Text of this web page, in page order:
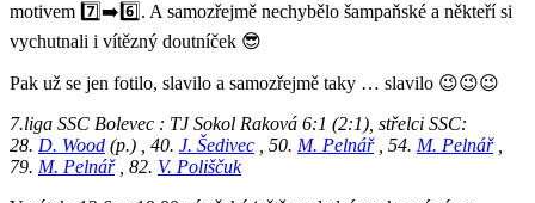
motivem 7️⃣➡️6️⃣. A samozřejmě nechybělo šampaňské a někteří si
vychutnali i vítězný doutníček 😎
Pak už se jen fotilo, slavilo a samozřejmě taky … slavilo 😉😉😉
7.liga SSC Bolevec : TJ Sokol Raková 6:1 (2:1), střelci SSC:
28. D. Wood (p.) , 40. J. Šedivec , 50. M. Pelnář, 54. M. Pelnář,
79. M. Pelnář, 82. V. Poliščuk